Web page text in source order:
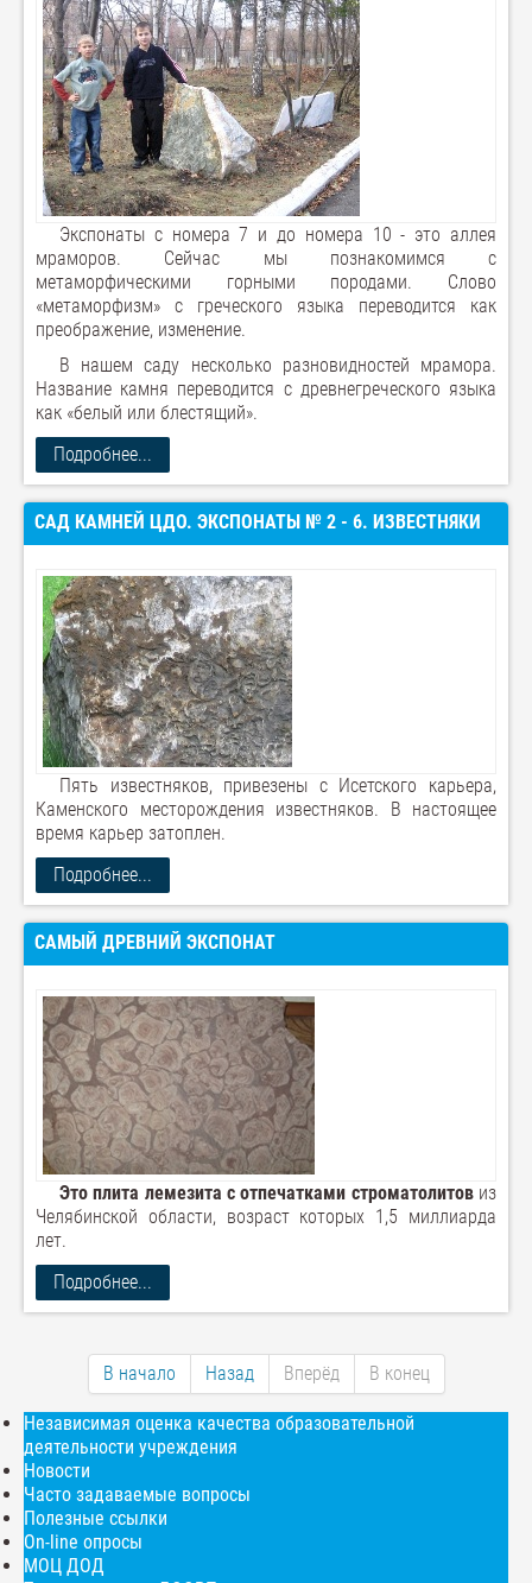
Экспонаты с номера 7 и до номера 10 - это аллея
мраморов. Сейчас мы познакомимся с
метаморфическими горными породами. Слово
«метаморфизм» с греческого языка переводится как
преображение, изменение.
В нашем саду несколько разновидностей мрамора.
Название камня переводится с древнегреческого языка
как «белый или блестящий».
Подробнее...
САД КАМНЕЙ ЦДО. ЭКСПОНАТЫ № 2 - 6. ИЗВЕСТНЯКИ
Пять известняков, привезены с Исетского карьера,
Каменского месторождения известняков. В настоящее
время карьер затоплен.
Подробнее...
САМЫЙ ДРЕВНИЙ ЭКСПОНАТ
Это плита лемезита с отпечатками строматолитовиз
Челябинской области, возраст которых 1,5 миллиарда
лет.
Подробнее...
В начало Назад Вперёд В конец
Независимая оценка качества образовательной
деятельности учреждения
Новости
Часто задаваемые вопросы
Полезные ссылки
On-line опросы
МОЦ ДОД